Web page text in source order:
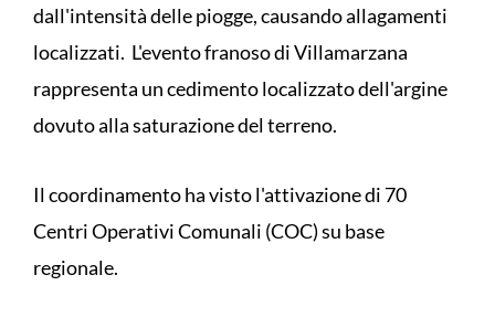
dall'intensità delle piogge, causando allagamenti
localizzati. L'evento franoso di Villamarzana
rappresenta un cedimento localizzato dell'argine
dovuto alla saturazione del terreno.
Il coordinamento ha visto l'attivazione di 70
Centri Operativi Comunali (COC) su base
regionale.